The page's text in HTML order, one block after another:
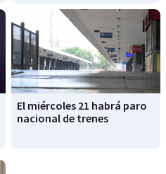
El miércoles 21 habrá paro
nacional de trenes